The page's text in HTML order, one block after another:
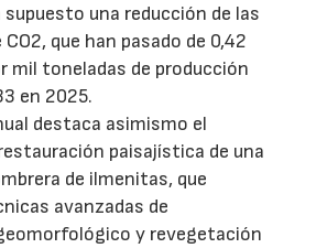
una reducción de las
que han pasado de 0,42
mil toneladas de producción
en 2025.
destaca asimismo el
paisajística de una
de ilmenitas, que
avanzadas de
y revegetación